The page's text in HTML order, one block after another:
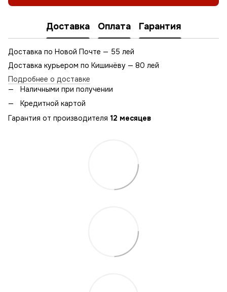
Доставка Оплата Гарантия
Доставка по Новой Почте — 55 лей
Доставка курьером по Кишинёву — 80 лей
Подробнее о доставке
Наличными при получении
Кредитной картой
Гарантия от производителя 12 месяцев